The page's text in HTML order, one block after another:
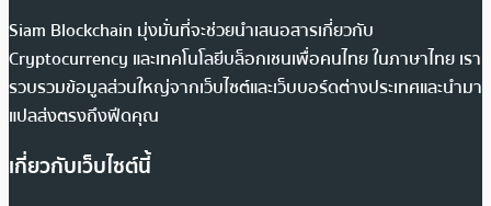
Siam Blockchain มุ่งมั่นที่จะช่วยนำเสนอสารเกี่ยวกับ
Cryptocurrency และเทคโนโลยีบล็อกเชนเพื่อคนไทย ในภาษาไทย เรา
รวบรวมข้อมูลส่วนใหญ่จากเว็บไซต์และเว็บบอร์ดต่างประเทศและนำมา
แปลส่งตรงถึงฟีดคุณ
เกี่ยวกับเว็บไซต์นี้